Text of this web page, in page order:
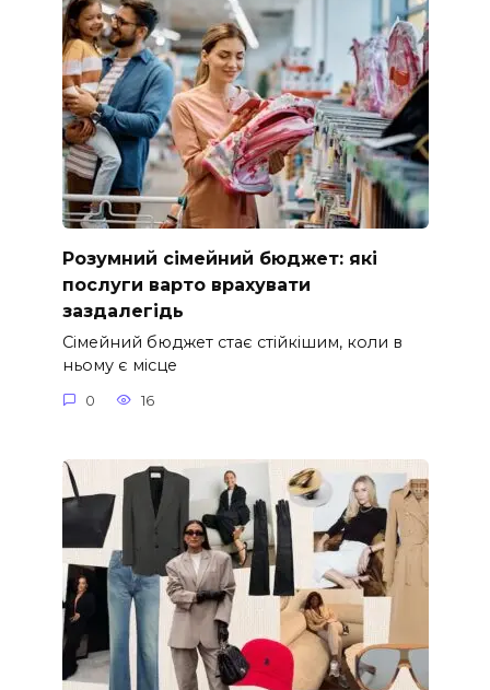
Розумний сімейний бюджет: які
послуги варто врахувати
заздалегідь
Сімейний бюджет стає стійкішим, коли в
ньому є місце
0 16